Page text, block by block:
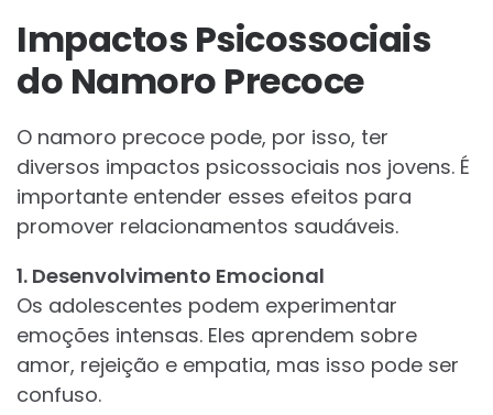
Impactos Psicossociais
do Namoro Precoce
O namoro precoce pode, por isso, ter
diversos impactos psicossociais nos jovens. É
importante entender esses efeitos para
promover relacionamentos saudáveis.
1. Desenvolvimento Emocional
Os adolescentes podem experimentar
emoções intensas. Eles aprendem sobre
amor, rejeição e empatia, mas isso pode ser
confuso.